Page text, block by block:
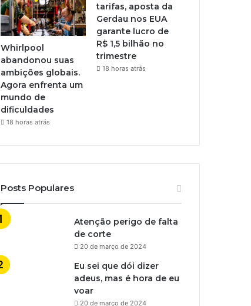
Whirlpool
abandonou suas
ambições globais.
Agora enfrenta um
mundo de
dificuldades
18 horas atrás
tarifas, aposta da
Gerdau nos EUA
garante lucro de
R$ 1,5 bilhão no
trimestre
18 horas atrás
Posts Populares
Atenção perigo de falta
de corte
20 de março de 2024
Eu sei que dói dizer
adeus, mas é hora de eu
voar
20 de março de 2024